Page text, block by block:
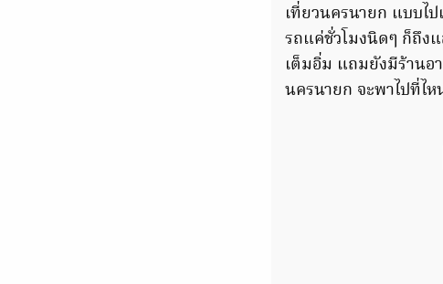
เที่ยวนครนายก แบบไ
รถแค่ชั่วโมงนิดๆ ก็ถึง
เต็มอิ่ม แถมยังมีร้านอ
นครนายก จะพาไปที่ไ